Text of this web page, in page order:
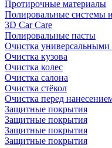
Протирочные материалы
Полировальные системы
3D Car Care
Полировальные пасты
Очистка универсальными
Очистка кузова
Очистка колес
Очистка салона
Очистка стёкол
Очистка перед
Защитные покрытия
Защитные покрытия
Защитные покрытия
Защитные покрытия